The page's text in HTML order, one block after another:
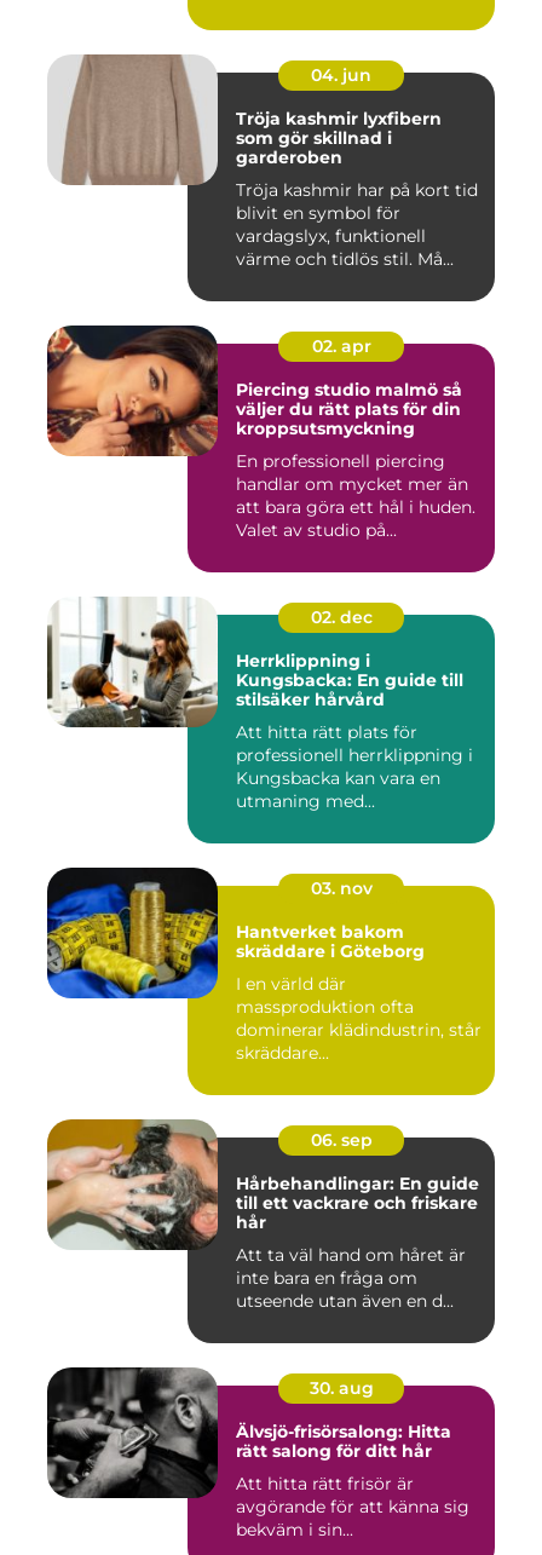
04. jun
Tröja kashmir lyxfibern
som gör skillnad i
garderoben
Tröja kashmir har på kort tid
blivit en symbol för
vardagslyx, funktionell
värme och tidlös stil. Må...
02. apr
Piercing studio malmö så
väljer du rätt plats för din
kroppsutsmyckning
En professionell piercing
handlar om mycket mer än
att bara göra ett hål i huden.
Valet av studio på...
02. dec
Herrklippning i
Kungsbacka: En guide till
stilsäker hårvård
Att hitta rätt plats för
professionell herrklippning i
Kungsbacka kan vara en
utmaning med...
03. nov
Hantverket bakom
skräddare i Göteborg
I en värld där
massproduktion ofta
dominerar klädindustrin, står
skräddare...
06. sep
Hårbehandlingar: En guide
till ett vackrare och friskare
hår
Att ta väl hand om håret är
inte bara en fråga om
utseende utan även en d...
30. aug
Älvsjö-frisörsalong: Hitta
rätt salong för ditt hår
Att hitta rätt frisör är
avgörande för att känna sig
bekväm i sin...